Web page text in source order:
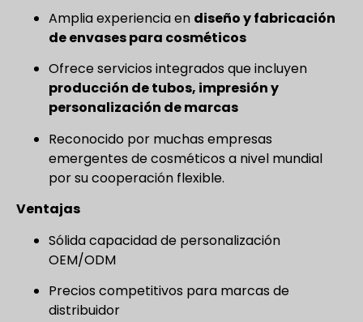
Amplia experiencia en diseño y fabricación
de envases para cosméticos
Ofrece servicios integrados que incluyen
producción de tubos, impresión y
personalización de marcas
Reconocido por muchas empresas
emergentes de cosméticos a nivel mundial
por su cooperación flexible.
Ventajas
Sólida capacidad de personalización
OEM/ODM
Precios competitivos para marcas de
distribuidor